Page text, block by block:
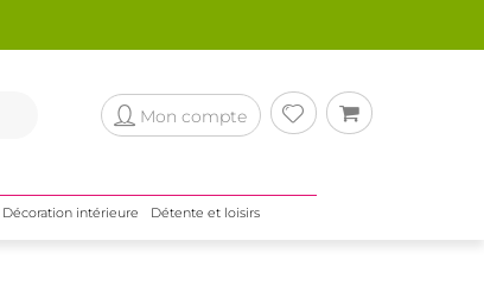
Mon compte
Décoration intérieure Détente et loisirs